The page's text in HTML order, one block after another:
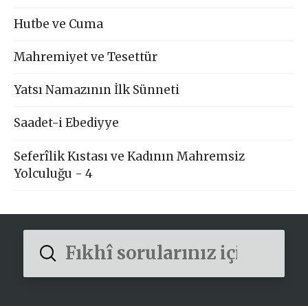
Hutbe ve Cuma
Mahremiyet ve Tesettür
Yatsı Namazının İlk Sünneti
Saadet-i Ebediyye
Seferîlik Kıstası ve Kadının Mahremsiz
Yolculuğu - 4
Search
Submit